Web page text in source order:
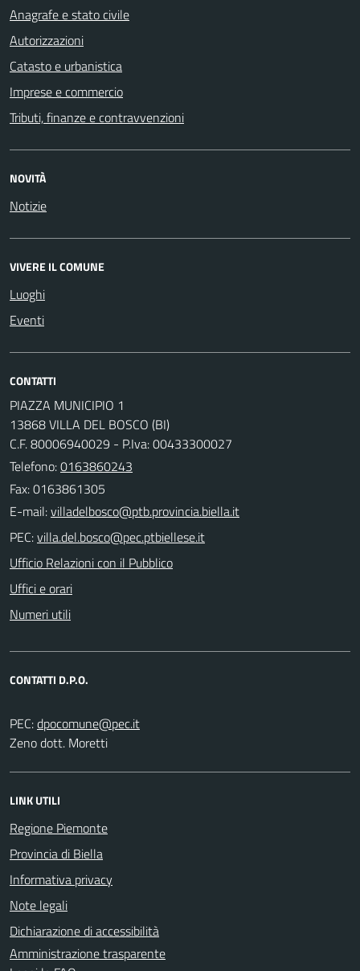
Anagrafe e stato civile
Autorizzazioni
Catasto e urbanistica
Imprese e commercio
Tributi, finanze e contravvenzioni
NOVITÀ
Notizie
VIVERE IL COMUNE
Luoghi
Eventi
CONTATTI
PIAZZA MUNICIPIO 1
13868 VILLA DEL BOSCO (BI)
C.F. 80006940029 - P.Iva: 00433300027
Telefono:0163860243
Fax: 0163861305
E-mail:
PEC:
Ufficio Relazioni con il Pubblico
Uffici e orari
Numeri utili
CONTATTI D.P.O.
PEC:
Zeno dott. Moretti
LINK UTILI
Regione Piemonte
Provincia di Biella
Informativa privacy
Note legali
Dichiarazione di accessibilità
Amministrazione trasparente